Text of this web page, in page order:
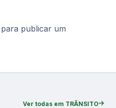
para publicar um
Ver todas em TRÂNSITO